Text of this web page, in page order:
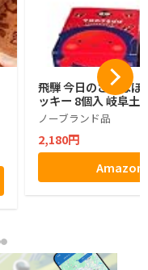
飛騨 今日のさるぼぼ
ッキー 8個入 岐阜土
ノーブランド品
2,180円
Amazon